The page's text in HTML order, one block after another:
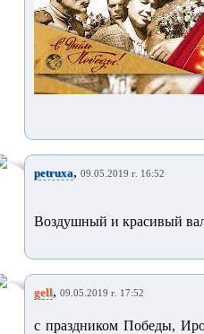
petruxa, 09.05.2019 г. 16:52
Воздушный и красивый
gell, 09.05.2019 г. 17:52
с праздником Победы,